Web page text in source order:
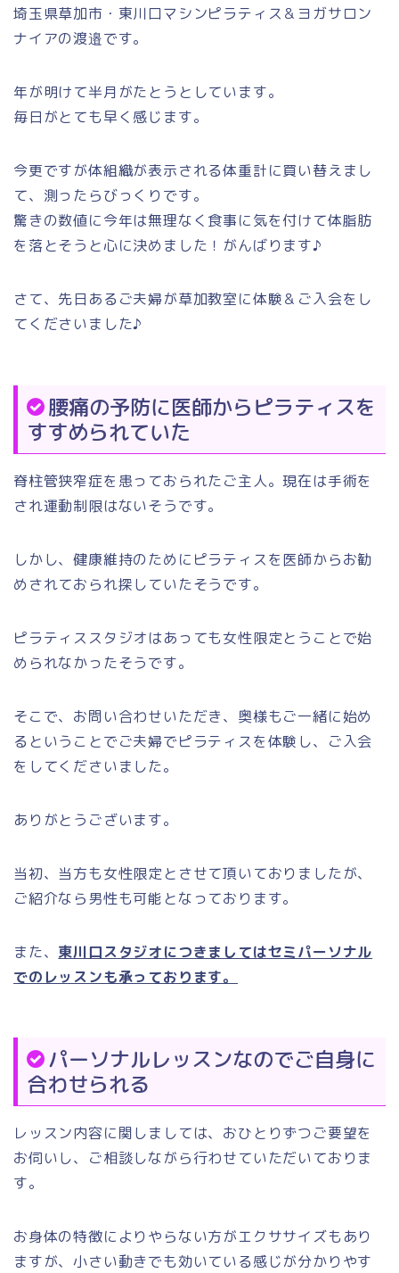
埼玉県草加市・東川口マシンピラティス＆ヨガサロン
ナイアの渡邉です。
年が明けて半月がたとうとしています。
毎日がとても早く感じます。
今更ですが体組織が表示される体重計に買い替えまし
て、測ったらびっくりです。
驚きの数値に今年は無理なく食事に気を付けて体脂肪
を落とそうと心に決めました！がんばります♪
さて、先日あるご夫婦が草加教室に体験＆ご入会をし
てくださいました♪
腰痛の予防に医師からピラティスを
すすめられていた
脊柱管狭窄症を患っておられたご主人。現在は手術を
され運動制限はないそうです。
しかし、健康維持のためにピラティスを医師からお勧
めされておられ探していたそうです。
ピラティススタジオはあっても女性限定とうことで始
められなかったそうです。
そこで、お問い合わせいただき、奥様もご一緒に始め
るということでご夫婦でピラティスを体験し、ご入会
をしてくださいました。
ありがとうございます。
当初、当方も女性限定とさせて頂いておりましたが、
ご紹介なら男性も可能となっております。
また、 東川口スタジオにつきましてはセミパーソナル
でのレッスンも承っております。
パーソナルレッスンなのでご自身に
合わせられる
レッスン内容に関しましては、おひとりずつご要望を
お伺いし、ご相談しながら行わせていただいておりま
す。
お身体の特徴によりやらない方がエクササイズもあり
ますが、小さい動きでも効いている感じが分かりやす